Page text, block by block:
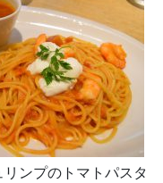
ンプのトマトパスタ